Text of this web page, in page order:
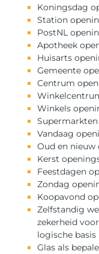
Koningsdag
Station
PostNL
Apotheek
Huisarts
Gemeente
Centrum
Winkels
Vandaag
Oud en
Kerst
Feestdagen
Zondag
Koopavond
Zelfstandig
zekerheid
logische basis
Glas als